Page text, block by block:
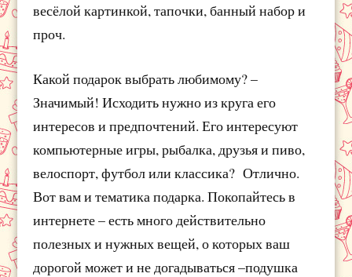
весёлой картинкой, тапочки, банный набор и
проч.
Какой подарок выбрать любимому? –
Значимый! Исходить нужно из круга его
интересов и предпочтений. Его интересуют
компьютерные игры, рыбалка, друзья и пиво,
велоспорт, футбол или классика? Отлично.
Вот вам и тематика подарка. Покопайтесь в
интернете – есть много действительно
полезных и нужных вещей, о которых ваш
дорогой может и не догадываться –подушка